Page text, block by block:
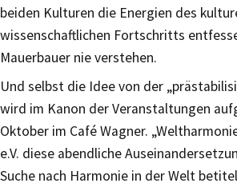
beiden Kulturen die Energien des
wissenschaftlichen Fortschritts
Mauerbauer nie verstehen.
Und selbst die Idee von der
wird im Kanon der Veranstaltungen
Oktober im Café Wagner.
e.V. diese abendliche
Suche nach Harmonie in der Welt